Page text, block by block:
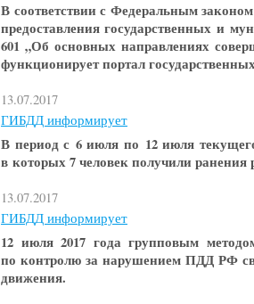
В соответствии с Федеральным
предоставления государственных и
601 „Об основных направлениях
функционирует портал
13.07.2017
ГИБДД информирует
В период с 6 июля по 12 июля
в которых 7 человек получили ранения
13.07.2017
ГИБДД информирует
12 июля 2017 года групповым
по контролю за нарушением ПДД РФ
движения.